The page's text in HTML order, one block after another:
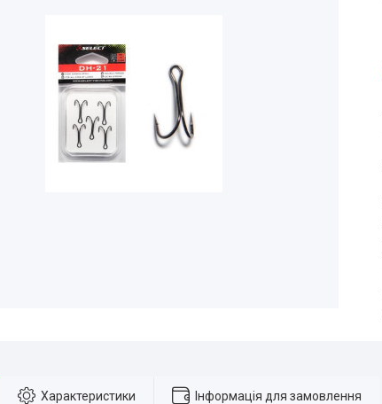
Характеристики Інформація для замовлення